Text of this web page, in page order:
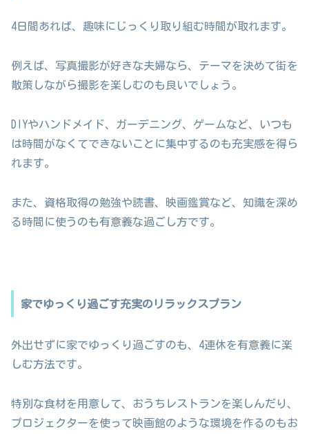
4日間あれば、趣味にじっくり取り組む時間が取れます。
例えば、写真撮影が好きな夫婦なら、テーマを決めて街を
散策しながら撮影を楽しむのも良いでしょう。
DIYやハンドメイド、ガーデニング、ゲームなど、いつも
は時間がなくてできないことに集中するのも充実感を得ら
れます。
また、資格取得の勉強や読書、映画鑑賞など、知識を深め
る時間に使うのも有意義な過ごし方です。
家でゆっくり過ごす充実のリラックスプラン
外出せずに家でゆっくり過ごすのも、4連休を有意義に楽
しむ方法です。
特別な食材を用意して、おうちレストランを楽しんだり、
プロジェクターを使って映画館のような環境を作るのもお